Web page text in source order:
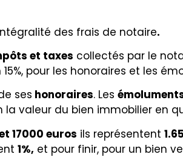
des frais de notaire.
et taxes collectés par le
pour les honoraires et les
ses honoraires. Les
la valeur du bien immobilier en
17000 euros ils représentent
1%, et pour finir, pour un bien